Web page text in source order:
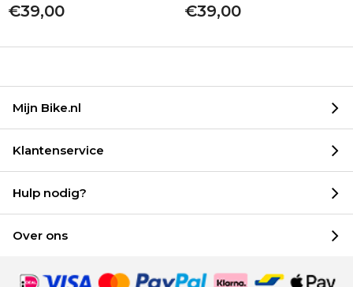
€39,00 €39,00
Mijn Bike.nl
Klantenservice
Hulp nodig?
Over ons